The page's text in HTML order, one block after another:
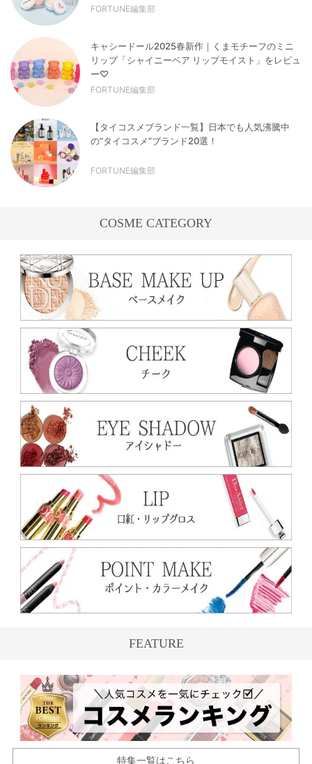
FORTUNE編集部
キャシードール2025春新作｜くまモチーフのミニ
リップ「シャイニーベア リップモイスト」をレビュ
ー♡
FORTUNE編集部
【タイコスメブランド一覧】日本でも人気沸騰中
の“タイコスメ”ブランド20選！
FORTUNE編集部
COSME CATEGORY
FEATURE
特集一覧はこちら